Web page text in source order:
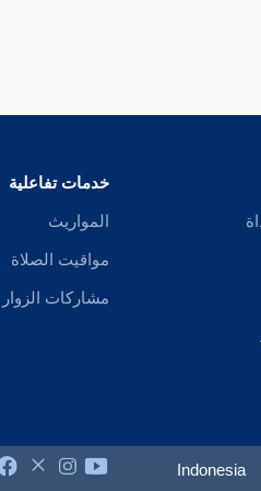
خدمات تفاعلية
المواريث
مواقيت الصلاة
مشاركات الزوار
Indonesia